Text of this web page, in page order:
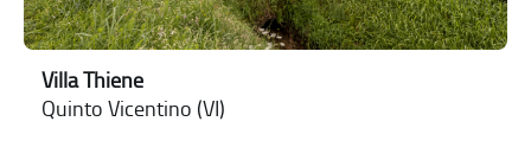
Villa Thiene
Quinto Vicentino (VI)